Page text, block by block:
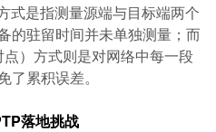
式是指测量源端与目标端两个
的驻留时间并未单独测量；而
）方式则是对网络中每一段
累积误差。
落地挑战